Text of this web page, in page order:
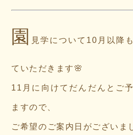
園 見学について10月以降
ていただきます🌸
11月に向けてだんだんとご
ますので、
ご希望のご案内日がございま